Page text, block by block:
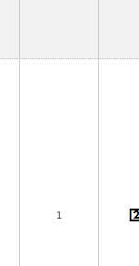
1